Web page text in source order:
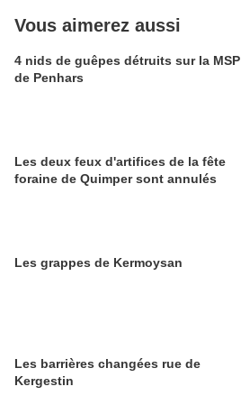
Vous aimerez aussi
4 nids de guêpes détruits sur la MSP
de Penhars
Les deux feux d'artifices de la fête
foraine de Quimper sont annulés
Les grappes de Kermoysan
Les barrières changées rue de
Kergestin